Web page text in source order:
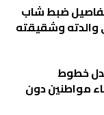
ضبط شاب
وشقيقته
خطوط
مواطنين دون